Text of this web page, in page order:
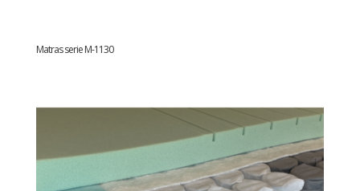
Matras serie M-1130